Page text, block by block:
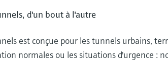
d'un bout à l'autre
est conçue pour les tunnels urbains,
normales ou les situations d'urgence :